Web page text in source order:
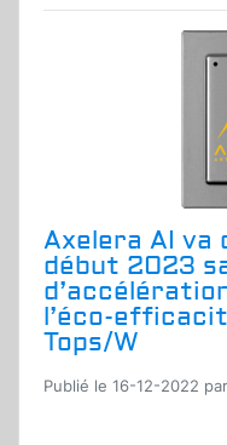
Axelera AI va
début 2023
l’éco-
Tops/W
Publié le 16-12-2022